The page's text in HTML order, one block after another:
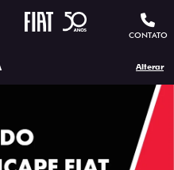
CONTATO
Alterar